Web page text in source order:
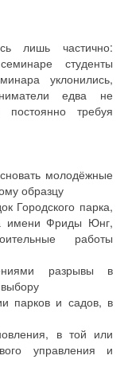
лишь частично:
студенты
уклонились,
едва не
постоянно требуя
молодёжные
образцу
Городского парка,
имени Фриды Юнг,
работы
разрывы в
парков и садов, в
в той или
управления и